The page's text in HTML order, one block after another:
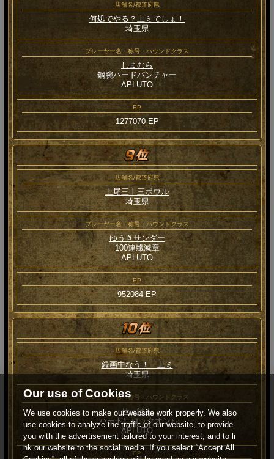
店舗名/都道府県
何処でやる？上ミでしょ！
埼玉県
プレーヤー名・称号・ハウンドクラス
しまむら
鋼腕ハードパンチャー
ΔPLUTO
EP
1277070 EP
店舗名/都道府県
上尾三十三ボウル
埼玉県
プレーヤー名・称号・ハウンドクラス
ゆうきサンダー
100連殲滅章
ΔPLUTO
EP
952084 EP
店舗名/都道府県
録画中なう！ 上ミ
埼玉県
プレーヤー名・称号・ハウンドクラス
せっけん
ハートにロックオン♪
ΔPLUTO
EP
Our use of Cookies
We use cookies to make our website work properly. We also
use cookies to analyze the traffic of our website, to provide
you with the advertisement tailored to your interest, and to li
nk our website to the social media. If you select “Accept All